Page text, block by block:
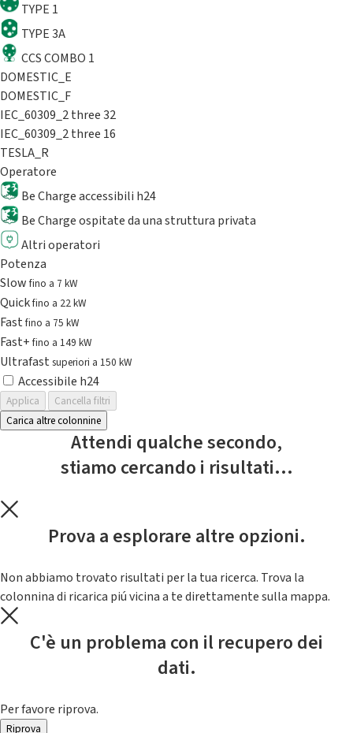
TYPE 1
TYPE 3A
CCS COMBO 1
DOMESTIC_E
DOMESTIC_F
IEC_60309_2 three 32
IEC_60309_2 three 16
TESLA_R
Operatore
Be Charge accessibili h24
Be Charge ospitate da una struttura privata
Altri operatori
Potenza
Slowfino a 7 kW
Quickfino a 22 kW
Fastfino a 75 kW
Fast+fino a 149 kW
Ultrafast superiori a 150 kW
Accessibile h24
Applica
Cancella filtri
Carica altre colonnine
Attendi qualche secondo,
stiamo cercando i risultati...
Prova a esplorare altre opzioni.
Non abbiamo trovato risultati per la tua ricerca. Trova la
colonnina di ricarica piú vicina a te direttamente sulla mappa.
C'è un problema con il recupero dei
dati.
Per favore riprova.
Riprova